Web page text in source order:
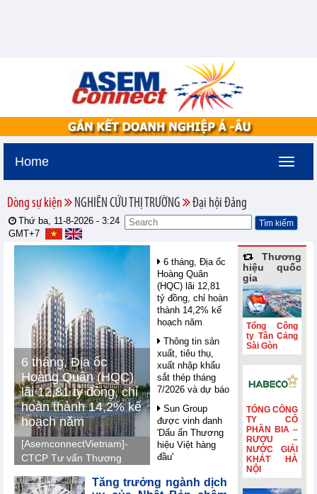
Home
Dòng sự kiện NGHIÊN CỨU THỊ TRƯỜNG Đại hội Đảng
Thứ ba, 11-8-2026 - 3:24
GMT+7
6 tháng, Địa ốc
Hoàng Quân (HQC)
lãi 12,81 tỷ đồng, chỉ
hoàn thành 14,2% kế
hoạch năm
[AsemconnectVietnam]-
CTCP Tư vấn Thương
Hoàng Quân (mã HQC -
6 tháng, Địa ốc
Hoàng Quân
(HQC) lãi 12,81
tỷ đồng, chỉ hoàn
thành 14,2% kế
hoạch năm
Thông tin sản
xuất, tiêu thụ,
xuất nhập khẩu
sắt thép tháng
7/2026 và dự báo
Sun Group
được vinh danh
'Dấu ấn Thương
hiệu Việt hàng
đầu'
Nghị quyết 10 -
FDI trong giai
Tăng trưởng ngành dịch
Thương
hiệu quốc
gia
Tổng Công
ty Tân Cảng
Sài Gòn
TỔNG CÔNG
TY CỔ
PHẦN BIA –
RƯỢU –
NƯỚC GIẢI
KHÁT HÀ
NỘI